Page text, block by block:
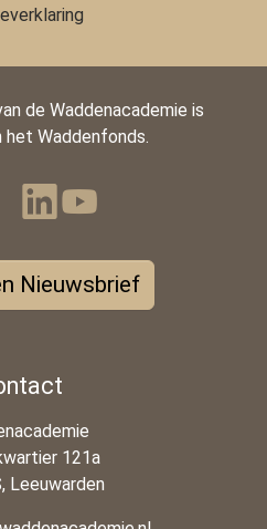
de Waddenacademie is
Waddenfonds.
Nieuwsbrief
121a
Leeuwarden